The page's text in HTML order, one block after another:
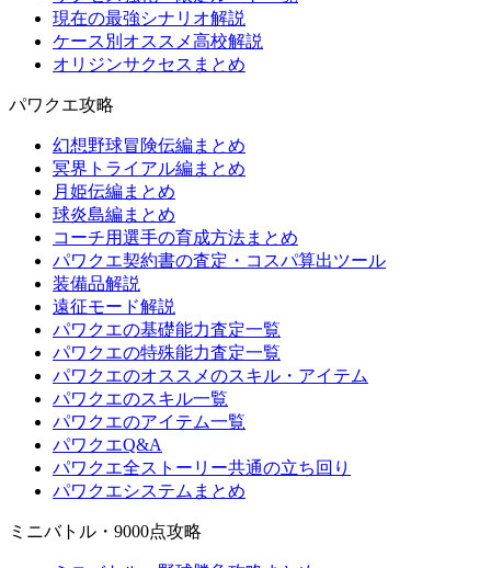
現在の最強シナリオ解説
ケース別オススメ高校解説
オリジンサクセスまとめ
パワクエ攻略
幻想野球冒険伝編まとめ
冥界トライアル編まとめ
月姫伝編まとめ
球炎島編まとめ
コーチ用選手の育成方法まとめ
パワクエ契約書の査定・コスパ算出ツール
装備品解説
遠征モード解説
パワクエの基礎能力査定一覧
パワクエの特殊能力査定一覧
パワクエのオススメのスキル・アイテム
パワクエのスキル一覧
パワクエのアイテム一覧
パワクエQ&A
パワクエ全ストーリー共通の立ち回り
パワクエシステムまとめ
ミニバトル・9000点攻略